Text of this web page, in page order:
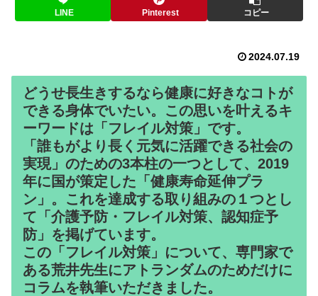
LINE Pinterest コピー
2024.07.19
どうせ長生きするなら健康に好きなコトが
できる身体でいたい。この思いを叶えるキ
ーワードは「フレイル対策」です。
「誰もがより長く元気に活躍できる社会の
実現」のための3本柱の一つとして、2019
年に国が策定した「健康寿命延伸プラ
ン」。これを達成する取り組みの１つとし
て「介護予防・フレイル対策、認知症予
防」を掲げています。
この「フレイル対策」について、専門家で
ある荒井先生にアトランダムのためだけに
コラムを執筆いただきました。